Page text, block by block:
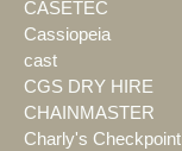
CASETEC
Cassiopeia
cast
CGS DRY HIRE
CHAINMASTER
Charly's Checkpoint